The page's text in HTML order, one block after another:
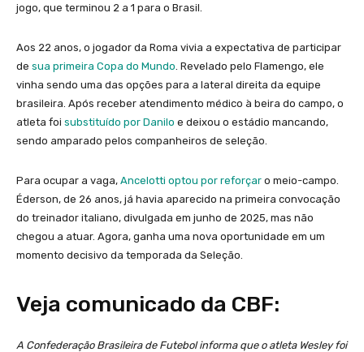
jogo, que terminou 2 a 1 para o Brasil.
Aos 22 anos, o jogador da Roma vivia a expectativa de participar
de sua primeira Copa do Mundo . Revelado pelo Flamengo, ele
vinha sendo uma das opções para a lateral direita da equipe
brasileira. Após receber atendimento médico à beira do campo, o
atleta foi substituído por Danilo e deixou o estádio mancando,
sendo amparado pelos companheiros de seleção.
Para ocupar a vaga, Ancelotti optou por reforçar o meio-campo.
Éderson, de 26 anos, já havia aparecido na primeira convocação
do treinador italiano, divulgada em junho de 2025, mas não
chegou a atuar. Agora, ganha uma nova oportunidade em um
momento decisivo da temporada da Seleção.
Veja comunicado da CBF:
A Confederação Brasileira de Futebol informa que o atleta Wesley foi